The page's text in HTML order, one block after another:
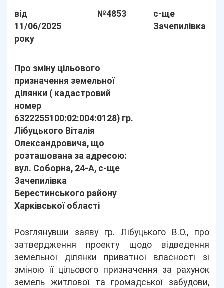
від
11/06/2025
року
№4853
с-ще
Зачепилівка
Про зміну цільового
призначення земельної
ділянки ( кадастровий
номер
6322255100:02:004:0128) гр.
Лібуцького Віталія
Олександровича, що
розташована за адресою:
вул. Соборна, 24-А, с-ще
Зачепилівка
Берестинського району
Харківської області
Розглянувши заяву гр. Лібуцького В.О., про
затвердження проекту щодо відведення
земельної ділянки приватної власності зі
зміною її цільового призначення за рахунок
земель житлової та громадської забудови,